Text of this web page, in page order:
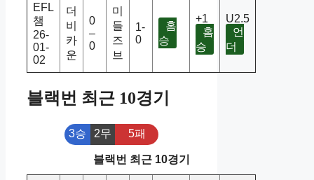
EFL
챔
26-
01-
02
더
비
카
운
0
–
0
미
들
즈
브
1-
0
홈
승
+1
홈
승
U2.5
언
더
블랙번 최근 10경기
3승 2무 5패
블랙번 최근 10경기